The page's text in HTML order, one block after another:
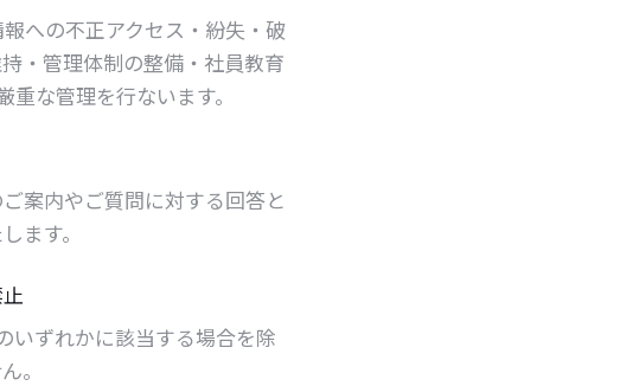
への不正アクセス・紛失・破
・管理体制の整備・社員教育
な管理を行ないます。
案内やご質問に対する回答と
ます。
いずれかに該当する場合を除
。